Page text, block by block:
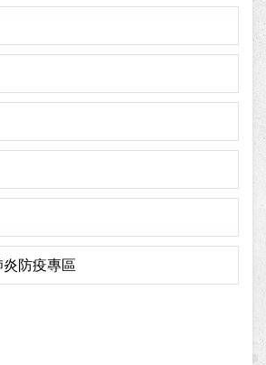
防疫專區